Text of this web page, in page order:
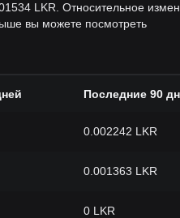
LKR. Относительное
вы можете посмотреть
Последние 90
0.002242 LKR
0.001363 LKR
0 LKR